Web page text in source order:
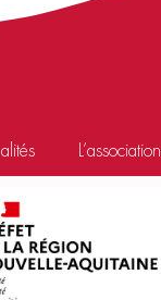
L’association